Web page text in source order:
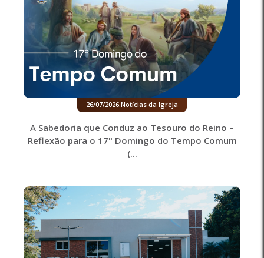
26/07/2026 Notícias da Igreja
A Sabedoria que Conduz ao Tesouro do Reino –
Reflexão para o 17º Domingo do Tempo Comum
(...